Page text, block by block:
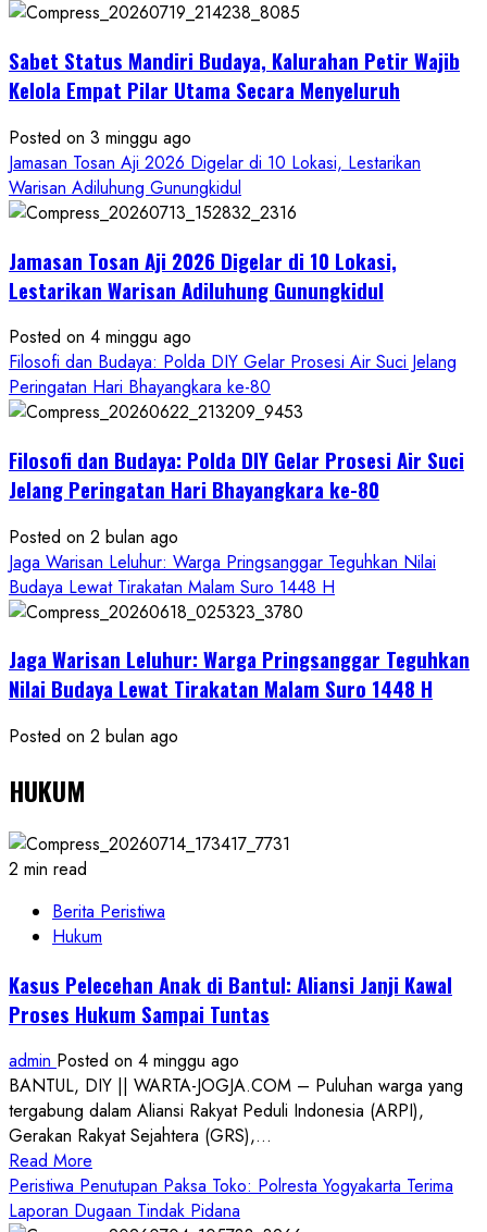
Dihadiri
Nasional,
Ruwatan
Petilasan
Sendangwangi
Mohon
Restu
Hayuning
Bawono
Sabet Status Mandiri Budaya, Kalurahan Petir Wajib
Kelola Empat Pilar Utama Secara Menyeluruh
Posted on 3 minggu ago
Jamasan Tosan Aji 2026 Digelar di 10 Lokasi, Lestarikan
Warisan Adiluhung Gunungkidul
Jamasan Tosan Aji 2026 Digelar di 10 Lokasi,
Lestarikan Warisan Adiluhung Gunungkidul
Posted on 4 minggu ago
Filosofi dan Budaya: Polda DIY Gelar Prosesi Air Suci Jelang
Peringatan Hari Bhayangkara ke-80
Filosofi dan Budaya: Polda DIY Gelar Prosesi Air Suci
Jelang Peringatan Hari Bhayangkara ke-80
Posted on 2 bulan ago
Jaga Warisan Leluhur: Warga Pringsanggar Teguhkan Nilai
Budaya Lewat Tirakatan Malam Suro 1448 H
Jaga Warisan Leluhur: Warga Pringsanggar Teguhkan
Nilai Budaya Lewat Tirakatan Malam Suro 1448 H
Posted on 2 bulan ago
HUKUM
2 min read
Berita Peristiwa
Hukum
Kasus Pelecehan Anak di Bantul: Aliansi Janji Kawal
Proses Hukum Sampai Tuntas
admin Posted on 4 minggu ago
BANTUL, DIY || WARTA-JOGJA.COM – Puluhan warga yang
tergabung dalam Aliansi Rakyat Peduli Indonesia (ARPI),
Gerakan Rakyat Sejahtera (GRS),...
Read More
more
about
Peristiwa Penutupan Paksa Toko: Polresta Yogyakarta Terima
Laporan Dugaan Tindak Pidana